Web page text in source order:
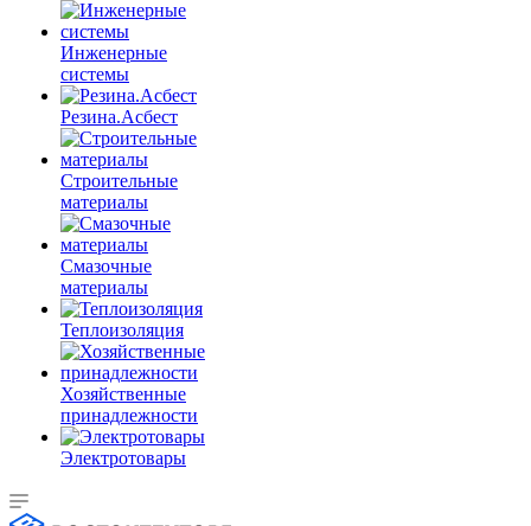
Инженерные
системы
Резина.Асбест
Строительные
материалы
Смазочные
материалы
Теплоизоляция
Хозяйственные
принадлежности
Электротовары